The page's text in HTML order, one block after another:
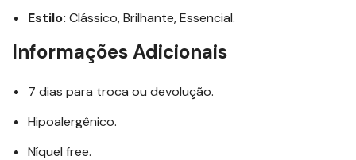
Estilo: Clássico, Brilhante, Essencial.
Informações Adicionais
7 dias para troca ou devolução.
Hipoalergênico.
Níquel free.